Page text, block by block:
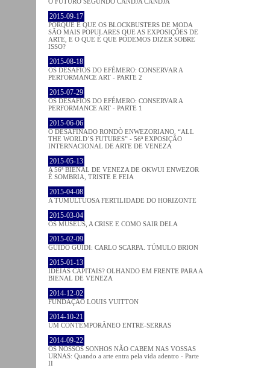
2015-09-17
PORQUE É QUE OS BLOCKBUSTERS DE MODA
SÃO MAIS POPULARES QUE AS EXPOSIÇÕES DE
ARTE, E O QUE É QUE PODEMOS DIZER SOBRE
ISSO?
2015-08-18
OS DESAFIOS DO EFÉMERO: CONSERVAR A
PERFORMANCE ART - PARTE 2
2015-07-29
OS DESAFIOS DO EFÉMERO: CONSERVAR A
PERFORMANCE ART - PARTE 1
2015-06-06
O DESAFINADO RONDÒ ENWEZORIANO. “ALL
THE WORLD´S FUTURES” - 56ª EXPOSIÇÃO
INTERNACIONAL DE ARTE DE VENEZA
2015-05-13
A 56ª BIENAL DE VENEZA DE OKWUI ENWEZOR
É SOMBRIA, TRISTE E FEIA
2015-04-08
A TUMULTUOSA FERTILIDADE DO HORIZONTE
2015-03-04
OS MUSEUS, A CRISE E COMO SAIR DELA
2015-02-09
GUIDO GUIDI: CARLO SCARPA. TÚMULO BRION
2015-01-13
IDEIAS CAPITAIS? OLHANDO EM FRENTE PARA A
BIENAL DE VENEZA
2014-12-02
FUNDAÇÃO LOUIS VUITTON
2014-10-21
UM CONTEMPORÂNEO ENTRE-SERRAS
2014-09-22
OS NOSSOS SONHOS NÃO CABEM NAS VOSSAS
URNAS: Quando a arte entra pela vida adentro - Parte
II